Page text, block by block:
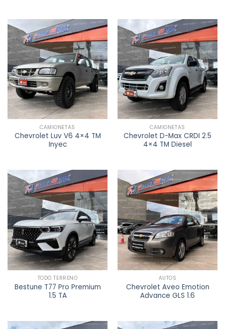
CAMIONETAS
Chevrolet Luv V6 4×4 TM
Inyec
CAMIONETAS
Chevrolet D-Max CRDI 2.5
4×4 TM Diesel
TODO TERRENO
Bestune T77 Pro Premium
1.5 TA
AUTOS
Chevrolet Aveo Emotion
Advance GLS 1.6